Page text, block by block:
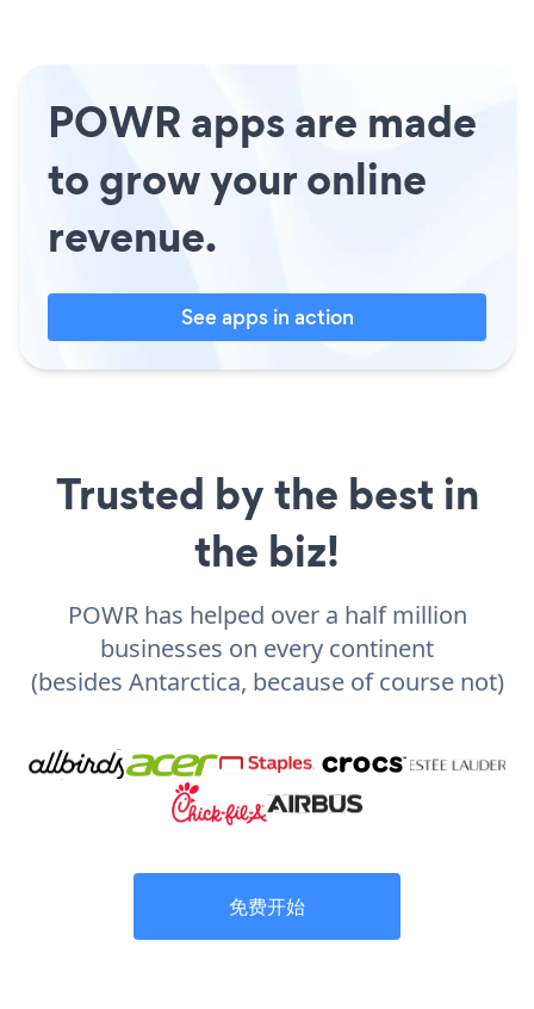
POWR apps are made
to grow your online
revenue.
See apps in action
Trusted by the best in
the biz!
POWR has helped over a half million
businesses on every continent
(besides Antarctica, because of course not)
免费开始